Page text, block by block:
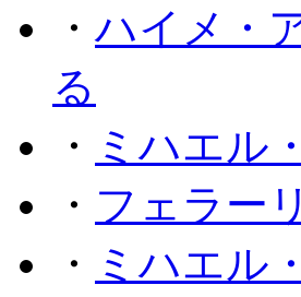
・ハイメ・
る
・ ミハエル
・ フェラー
・ ミハエル